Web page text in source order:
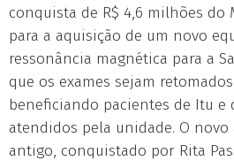
conquista de R$ 4,6 milhões do
para a aquisição de um novo
ressonância magnética para a
que os exames sejam
beneficiando pacientes de Itu e
atendidos pela unidade. O
antigo, conquistado por Rita